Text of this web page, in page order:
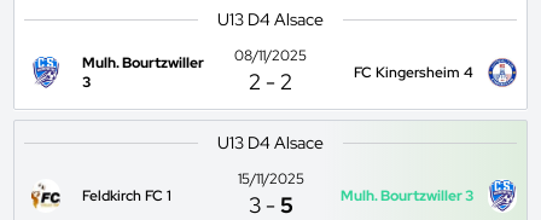
U13 D4 Alsace
Mulh. Bourtzwiller
3
08/11/2025
2 -2 FC Kingersheim 4
U13 D4 Alsace
Feldkirch FC 1
15/11/2025
3 -5 Mulh. Bourtzwiller 3